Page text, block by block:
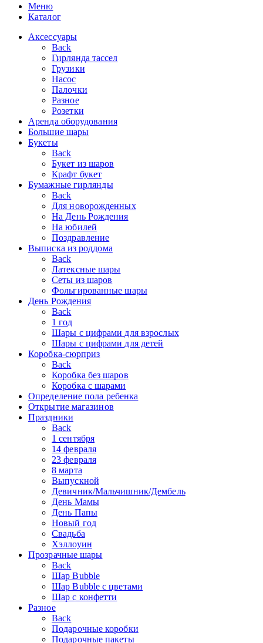
Меню
Каталог
Аксессуары
Back
Гирлянда тассел
Грузики
Насос
Палочки
Разное
Розетки
Аренда оборудования
Большие шары
Букеты
Back
Букет из шаров
Крафт букет
Бумажные гирлянды
Back
Для новорожденных
На День Рождения
На юбилей
Поздравление
Выписка из роддома
Back
Латексные шары
Сеты из шаров
Фольгированные шары
День Рождения
Back
1 год
Шары с цифрами для взрослых
Шары с цифрами для детей
Коробка-сюрприз
Back
Коробка без шаров
Коробка с шарами
Определение пола ребенка
Открытие магазинов
Праздники
Back
1 сентября
14 февраля
23 февраля
8 марта
Выпускной
Девичник/Мальчишник/Дембель
День Мамы
День Папы
Новый год
Свадьба
Хэллоуин
Прозрачные шары
Back
Шар Bubble
Шар Bubble с цветами
Шар с конфетти
Разное
Back
Подарочные коробки
Подарочные пакеты